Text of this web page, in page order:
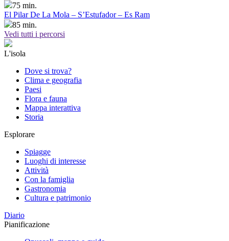
75 min.
El Pilar De La Mola – S’Estufador – Es Ram
85 min.
Vedi tutti i percorsi
L'isola
Dove si trova?
Clima e geografia
Paesi
Flora e fauna
Mappa interattiva
Storia
Esplorare
Spiagge
Luoghi di interesse
Attività
Con la famiglia
Gastronomia
Cultura e patrimonio
Diario
Pianificazione